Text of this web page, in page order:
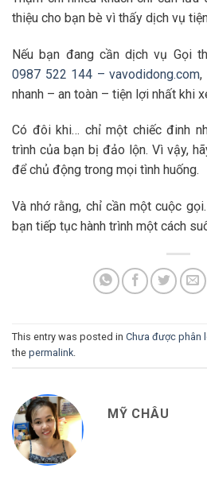
thiệu cho bạn bè vì thấy dịch vụ
Nếu bạn đang cần dịch vụ Gọi
0987 522 144 – vavodidong.com,
nhanh – an toàn – tiện lợi nhất khi
Có đôi khi… chỉ một chiếc đinh
trình của bạn bị đảo lộn. Vì vậy,
để chủ động trong mọi tình huống.
Và nhớ rằng, chỉ cần một cuộc
bạn tiếp tục hành trình một cách
This entry was posted in Chưa được phân
the permalink.
MỸ CHÂU